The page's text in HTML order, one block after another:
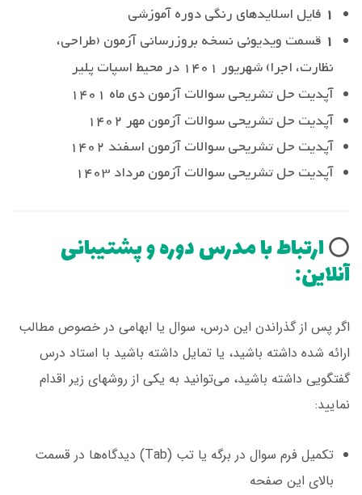
1 فایل اسلایدهای رنگی دوره آموزشی
1 قسمت ویدیوئی نسخه بروزرسانی آزمون (طراحی،
نظارت، اجرا) شهریور 1401 در محیط اسپات پلیر
آپدیت حل تشریحی سوالات آزمون دی ماه 1401
آپدیت حل تشریحی سوالات آزمون مهر 1402
آپدیت حل تشریحی سوالات آزمون اسفند 1402
آپدیت حل تشریحی سوالات آزمون مرداد 1403
⭕️ارتباط با مدرس دوره و پشتیبانی
آنلاین:
اگر پس از گذراندن این درس، سوال یا ابهامی در خصوص مطالب
ارائه شده داشته باشید، یا تمایل داشته باشید با استاد درس
گفتگویی داشته باشید، می‌توانید به یکی از روشهای زیر اقدام
نمایید:
تکمیل فرم سوال در برگه یا تب (Tab) دیدگاه‌ها در قسمت
بالای این صفحه